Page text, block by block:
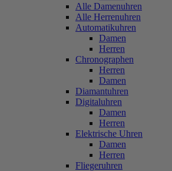
Alle Damenuhren
Alle Herrenuhren
Automatikuhren
Damen
Herren
Chronographen
Herren
Damen
Diamantuhren
Digitaluhren
Damen
Herren
Elektrische Uhren
Damen
Herren
Fliegeruhren